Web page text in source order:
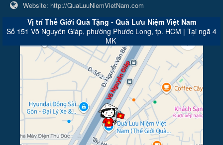
Website: http://QuaLuuNiemVietNam.com
Vị trí Thế Giới Quà Tặng - Quà Lưu Niệm Việt Nam
Số 151 Võ Nguyên Giáp, phường Phước Long, tp. HCM | Tại ngã 4
MK